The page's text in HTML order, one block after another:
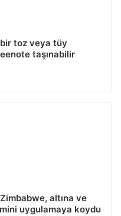
toz veya tüy
taşınabilir
altına ve
uygulamaya koydu